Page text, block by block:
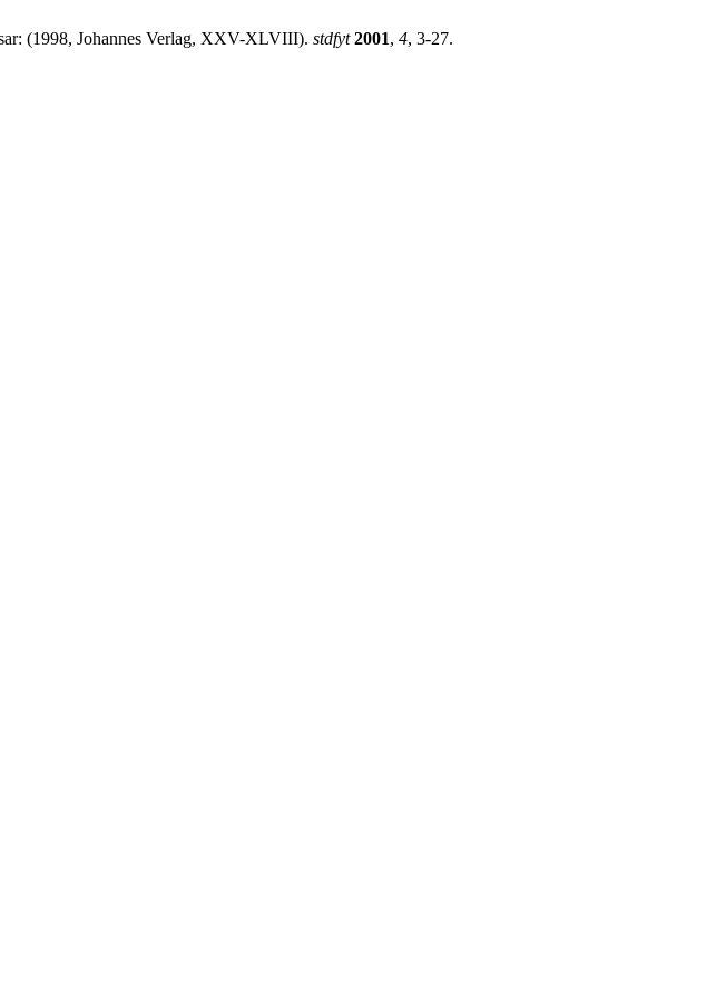
(1998, Johannes Verlag, XXV-XLVIII). stdfyt 2001, 4, 3-27.